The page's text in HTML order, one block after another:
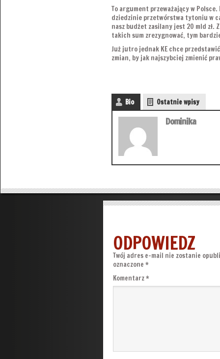
To argument przeważający w
dziedzinie przetwórstwa tytoniu w
nasz budżet zasilany jest 20 mld zł.
takich sum zrezygnować, tym
Już jutro jednak KE chce
zmian, by jak najszybciej zmienić
Bio Ostatnie wpisy
Dominika
ODPOWIEDZ
Twój adres e-mail nie zostanie
oznaczone *
Komentarz*